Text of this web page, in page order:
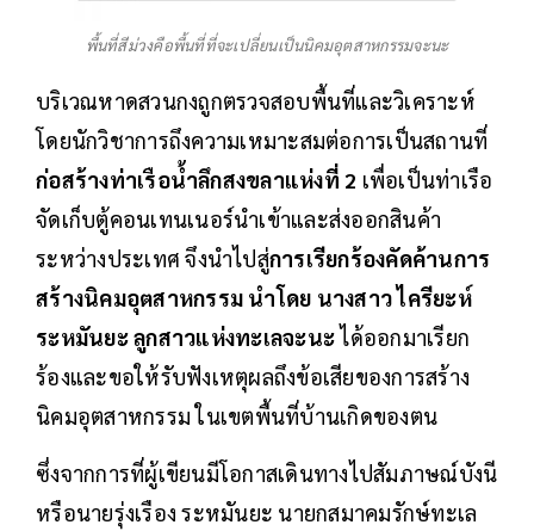
พื้นที่สีม่วงคือพื้นที่ที่จะเปลี่ยนเป็นนิคมอุตสาหกรรมจะนะ
บริเวณหาดสวนกงถูกตรวจสอบพื้นที่และวิเคราะห์
โดยนักวิชาการถึงความเหมาะสมต่อการเป็นสถานที่
ก่อสร้างท่าเรือน้ำลึกสงขลาแห่งที่ 2 เพื่อเป็นท่าเรือ
จัดเก็บตู้คอนเทนเนอร์นำเข้าและส่งออกสินค้า
ระหว่างประเทศ จึงนำไปสู่การเรียกร้องคัดค้านการ
สร้างนิคมอุตสาหกรรม นำโดย นางสาว ไครียะห์
ระหมันยะ ลูกสาวแห่งทะเลจะนะได้ออกมาเรียก
ร้องและขอให้รับฟังเหตุผลถึงข้อเสียของการสร้าง
นิคมอุตสาหกรรม ในเขตพื้นที่บ้านเกิดของตน
ซึ่งจากการที่ผู้เขียนมีโอกาสเดินทางไปสัมภาษณ์บังนี
หรือนายรุ่งเรือง ระหมันยะ นายกสมาคมรักษ์ทะเล